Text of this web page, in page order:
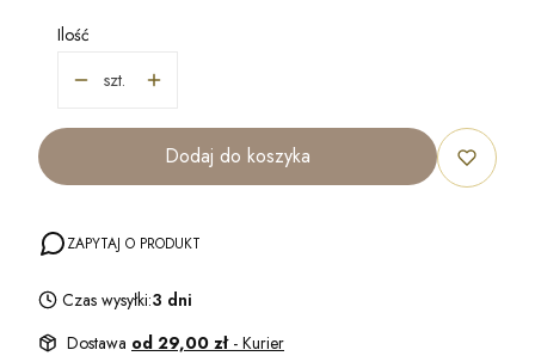
Ilość
szt.
Dodaj do koszyka
ZAPYTAJ O PRODUKT
Czas wysyłki:3 dni
Dostawa od 29,00 zł - Kurier